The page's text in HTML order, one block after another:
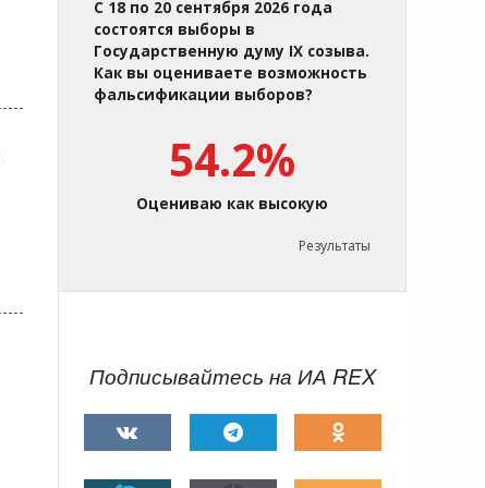
С 18 по 20 сентября 2026 года
состоятся выборы в
Государственную думу IX созыва.
Как вы оцениваете возможность
фальсификации выборов?
54.2%
Оцениваю как высокую
Результаты
Подписывайтесь на ИА REX